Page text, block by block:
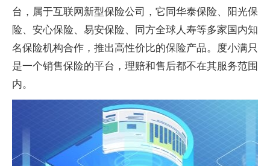
台，属于互联网新型保险公司，它同华泰保险、阳光保
险、安心保险、易安保险、同方全球人寿等多家国内知
名保险机构合作，推出高性价比的保险产品。度小满只
是一个销售保险的平台，理赔和售后都不在其服务范围
内。